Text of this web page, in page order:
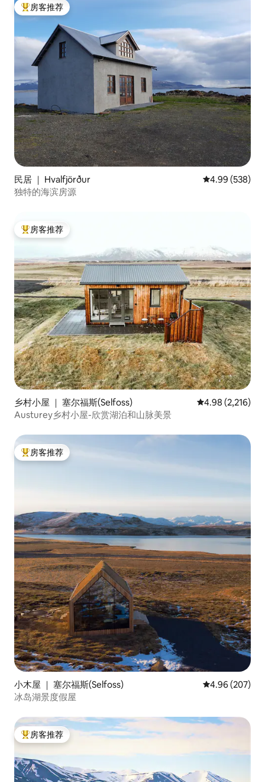
热门「房客推荐」
房客推荐
民居 ｜ Hvalfjörður 平均评分 4.99
4.99 (538)
独特的海滨房源
热门「房客推荐」
房客推荐
乡村小屋 ｜ 塞尔福斯(Selfoss) 平均评分 4.98
4.98 (2,216)
Austurey乡村小屋-欣赏湖泊和山脉美景
热门「房客推荐」
房客推荐
小木屋 ｜ 塞尔福斯(Selfoss) 平均评分 4.96
4.96 (207)
冰岛湖景度假屋
热门「房客推荐」
房客推荐